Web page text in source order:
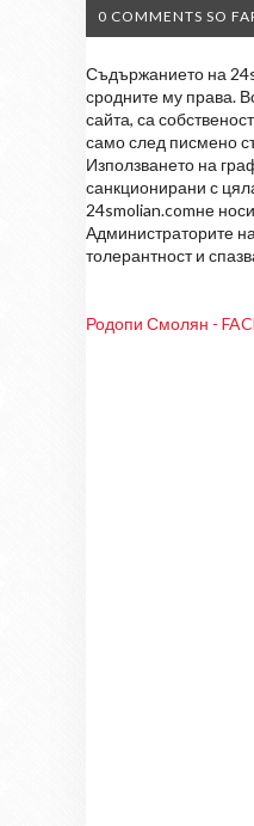
0 COMMENTS SO
Съдържанието на
сродните му права.
сайта, са
само след писмено
Използването на
санкционирани с
24smolian.comне
Администраторите
толерантност и
Родопи Смолян -